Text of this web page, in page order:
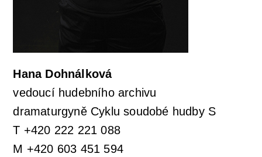
Hana Dohnálková
vedoucí hudebního archivu
dramaturgyně Cyklu soudobé hudby S
T +420 222 221 088
M +420 603 451 594